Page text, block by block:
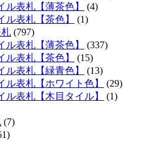
ル表札【薄茶色】
(4)
ル表札【茶色】
(1)
(797)
ル表札【薄茶色】
(337)
ル表札【茶色】
(15)
ル表札【緑青色】
(13)
ル表札【ホワイト色】
(29)
ル表札【木目タイル】
(1)
(7)